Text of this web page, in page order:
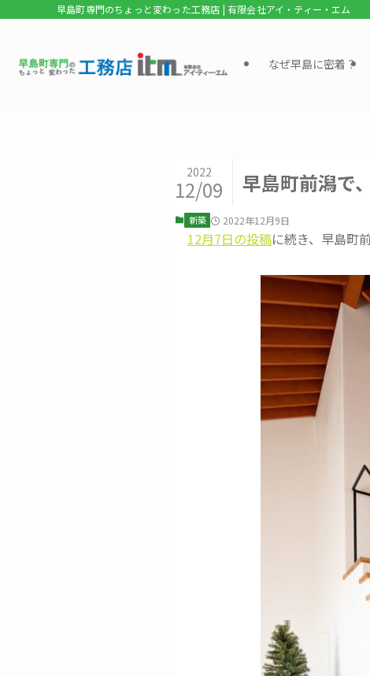
早島町専門のちょっと変わった工務店 | 有限会社アイ・ティー・エム
なぜ早島に密着？
早島町前潟で
2022
12/09
新築 2022年12月9日
12月7日の投稿に続き、早島町